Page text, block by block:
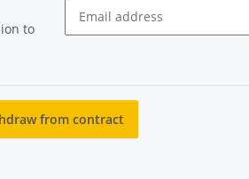
to
from contract